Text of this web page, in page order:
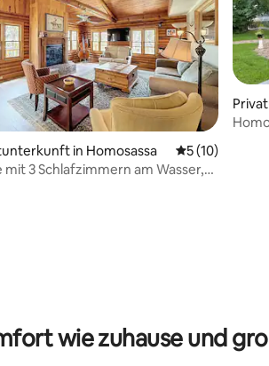
Bewertung: 5 von 5, 15 Bewertungen
in Homosassa
5 (10)
mit 3 Schlafzimmern am Wasser,
sa
wie zuhause und